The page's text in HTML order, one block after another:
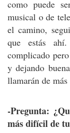
como puede
musical o de
el camino,
que estás
complicado
y dejando
llamarán de
-Pregunta:
más difícil de